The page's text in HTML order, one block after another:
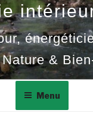
&
Menu